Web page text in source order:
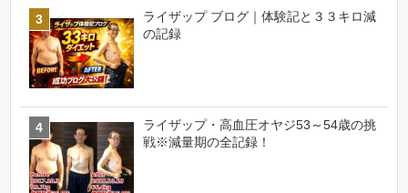
ライザップ ブログ｜体験記と３３キロ減
の記録
ライザップ・高血圧オヤジ53～54歳の挑
戦※減量期の全記録！